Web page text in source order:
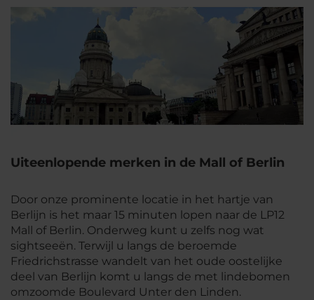
Uiteenlopende merken in de Mall of Berlin
Door onze prominente locatie in het hartje van
Berlijn is het maar 15 minuten lopen naar de LP12
Mall of Berlin. Onderweg kunt u zelfs nog wat
sightseeën. Terwijl u langs de beroemde
Friedrichstrasse wandelt van het oude oostelijke
deel van Berlijn komt u langs de met lindebomen
omzoomde Boulevard Unter den Linden.